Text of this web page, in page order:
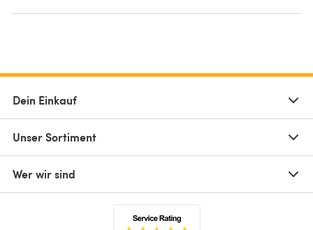
Dein Einkauf
Unser Sortiment
Wer wir sind